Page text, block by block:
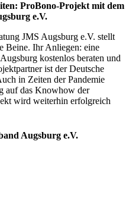
ProBono-Projekt mit dem
e.V.
JMS Augsburg e.V. stellt
Beine. Ihr Anliegen: eine
kostenlos beraten und
ist der Deutsche
in Zeiten der Pandemie
auf das Knowhow der
wird weiterhin erfolgreich
Augsburg e.V.